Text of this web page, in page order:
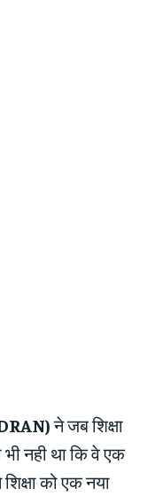
ने जब शिक्षा
नही था कि वे एक
को एक नया